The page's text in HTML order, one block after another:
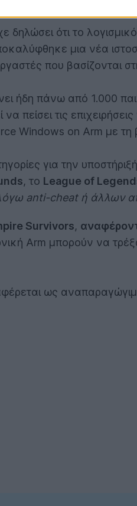
δηλώσει ότι το
μια νέα
που βασίζονται
ήδη πάνω από 1.000
πείσει τις
Windows on Arm με
για την
, το League of
anti-cheat ή άλλων
Survivors,
Arm μπορούν να
ως